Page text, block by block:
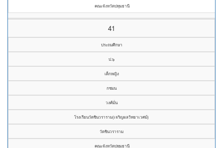
คณะจังหวัดปทุมธานี
41
ประถมศึกษา
ป.๖
เด็กหญิง
กชมน
วงศ์มั่น
โรงเรียนวัดชินวราราม(เจริญผลวิทยาเวศม์)
วัดชินวราราม
คณะจังหวัดปทุมธานี